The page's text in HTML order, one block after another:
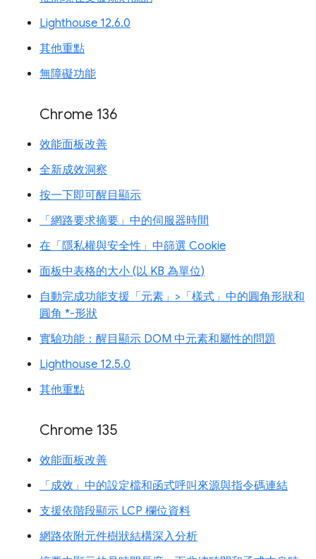
Lighthouse 12.6.0
其他重點
無障礙功能
Chrome 136
效能面板改善
全新成效洞察
按一下即可醒目顯示
「網路要求摘要」中的伺服器時間
在「隱私權與安全性」中篩選 Cookie
面板中表格的大小 (以 KB 為單位)
自動完成功能支援「元素」>「樣式」中的圓角形狀和
圓角 *-形狀
實驗功能：醒目顯示 DOM 中元素和屬性的問題
Lighthouse 12.5.0
其他重點
Chrome 135
效能面板改善
「成效」中的設定檔和函式呼叫來源與指令碼連結
支援依階段顯示 LCP 欄位資料
網路依附元件樹狀結構深入分析